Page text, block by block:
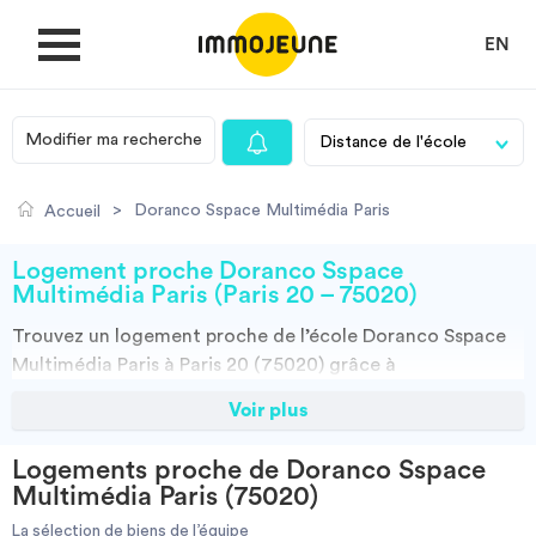
EN
MON COMPTE
Je cherche un logement
Villes
Modifier ma recherche
Accueil > Doranco Sspace Multimédia Paris
Logement proche Doranco Sspace
Multimédia Paris (Paris 20 – 75020)
Trouvez un logement proche de l’école Doranco Sspace
Multimédia Paris à Paris 20 (75020) grâce à
Découvrez nos milliers d’offres de locations proches de
étudiantes, locations par particuliers, par agences et
colocations. Vous avez tous les choix.
Voir plus
Logements proche de Doranco Sspace
Multimédia Paris (75020)
La sélection de biens de l’équipe